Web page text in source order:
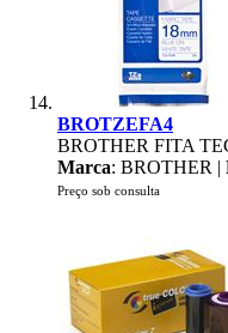
BROTZEFA4
BROTHER FITA
Marca: BROTHER |
Preço sob consulta